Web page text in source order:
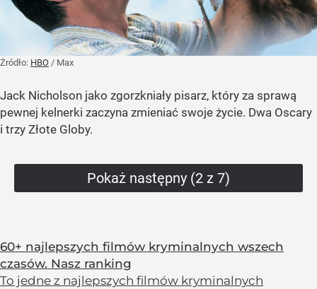
Żródło: HBO / Max
Jack Nicholson jako zgorzkniały pisarz, który za sprawą
pewnej kelnerki zaczyna zmieniać swoje życie. Dwa Oscary
i trzy Złote Globy.
Pokaż następny (2 z 7)
60+ najlepszych filmów kryminalnych wszech
czasów. Nasz ranking
To jedne z najlepszych filmów kryminalnych